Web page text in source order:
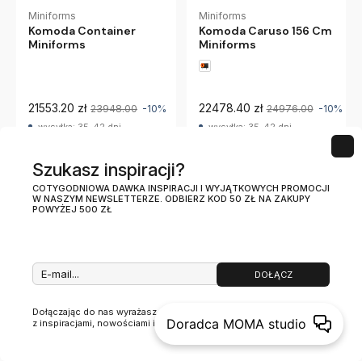
Miniforms
Komoda Container
Miniforms
21553.20 zł 23948.00 -10%
wysyłka: 35-42 dni
Miniforms
Komoda Caruso 156 Cm
Miniforms
22478.40 zł 24976.00 -10%
wysyłka: 35-42 dni
TYLKO U NAS -10%
Ferm Living
Szukasz inspiracji?
COTYGODNIOWA DAWKA INSPIRACJI I WYJĄTKOWYCH PROMOCJI
W NASZYM NEWSLETTERZE. ODBIERZ KOD 50 ZŁ NA ZAKUPY
POWYŻEJ 500 ZŁ
DOŁĄCZ
Dołączając do nas wyrażasz zgodnę na otrzymywanie newslettera
z inspiracjami, nowościami i promocjami.(więcej)
Doradca MOMA studio